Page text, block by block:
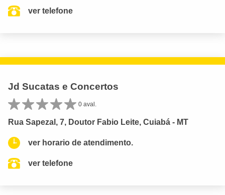
ver telefone
Jd Sucatas e Concertos
0 aval.
Rua Sapezal, 7, Doutor Fabio Leite, Cuiabá - MT
ver horario de atendimento.
ver telefone